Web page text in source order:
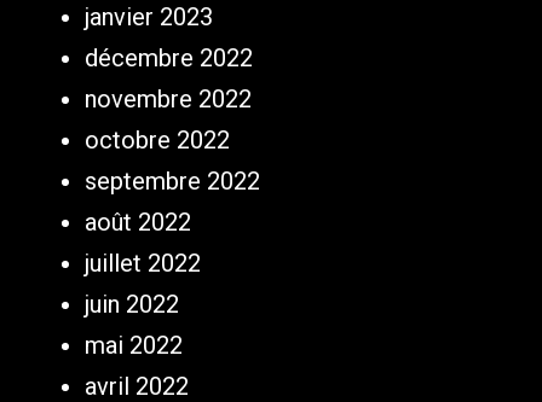
janvier 2023
décembre 2022
novembre 2022
octobre 2022
septembre 2022
août 2022
juillet 2022
juin 2022
mai 2022
avril 2022